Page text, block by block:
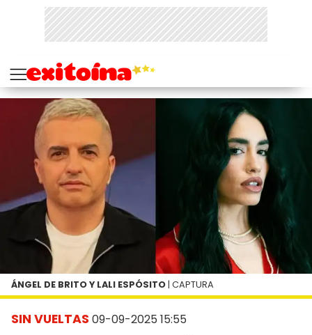
SIN VUELTAS 09-09-2025 15:55
ÁNGEL DE BRITO Y LALI ESPÓSITO | CAPTURA